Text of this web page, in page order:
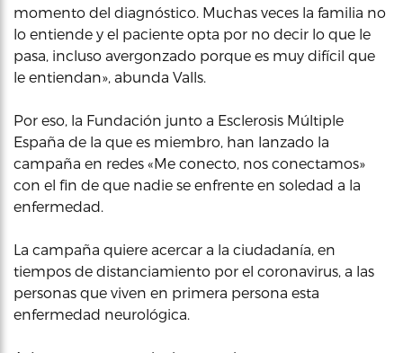
momento del diagnóstico. Muchas veces la familia no
lo entiende y el paciente opta por no decir lo que le
pasa, incluso avergonzado porque es muy difícil que
le entiendan», abunda Valls.
Por eso, la Fundación junto a Esclerosis Múltiple
España de la que es miembro, han lanzado la
campaña en redes «Me conecto, nos conectamos»
con el fin de que nadie se enfrente en soledad a la
enfermedad.
La campaña quiere acercar a la ciudadanía, en
tiempos de distanciamiento por el coronavirus, a las
personas que viven en primera persona esta
enfermedad neurológica.